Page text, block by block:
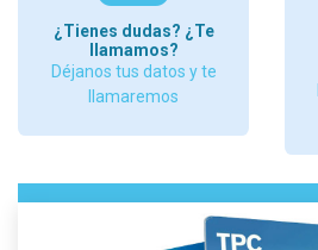
¿Tienes dudas? ¿Te
llamamos?
Déjanos tus datos y te
llamaremos